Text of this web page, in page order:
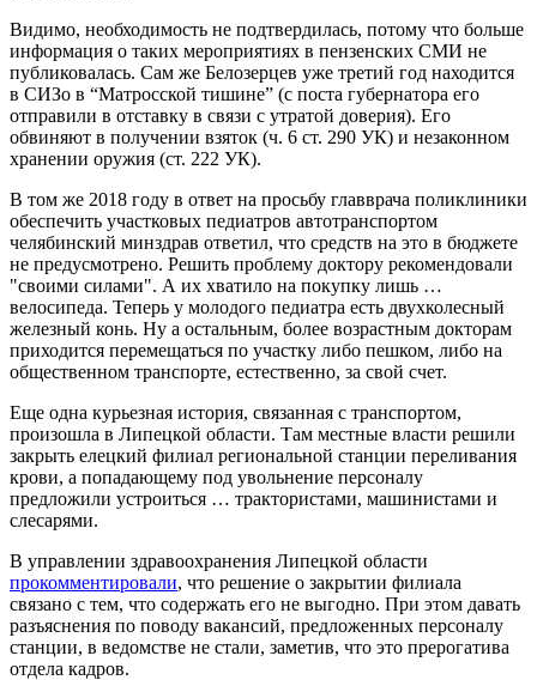
Видимо, необходимость не подтвердилась, потому что больше
информация о таких мероприятиях в пензенских СМИ не
публиковалась. Сам же Белозерцев уже третий год находится
в СИЗо в “Матросской тишине” (с поста губернатора его
отправили в отставку в связи с утратой доверия). Его
обвиняют в получении взяток (ч. 6 ст. 290 УК) и незаконном
хранении оружия (ст. 222 УК).
В том же 2018 году в ответ на просьбу главврача поликлиники
обеспечить участковых педиатров автотранспортом
челябинский минздрав ответил, что средств на это в бюджете
не предусмотрено. Решить проблему доктору рекомендовали
"своими силами". А их хватило на покупку лишь …
велосипеда. Теперь у молодого педиатра есть двухколесный
железный конь. Ну а остальным, более возрастным докторам
приходится перемещаться по участку либо пешком, либо на
общественном транспорте, естественно, за свой счет.
Еще одна курьезная история, связанная с транспортом,
произошла в Липецкой области. Там местные власти решили
закрыть елецкий филиал региональной станции переливания
крови, а попадающему под увольнение персоналу
предложили устроиться … трактористами, машинистами и
слесарями.
В управлении здравоохранения Липецкой области
прокомментировали, что решение о закрытии филиала
связано с тем, что содержать его не выгодно. При этом давать
разъяснения по поводу вакансий, предложенных персоналу
станции, в ведомстве не стали, заметив, что это прерогатива
отдела кадров.